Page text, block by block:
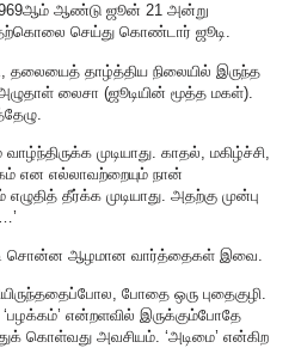
ஆண்டு ஜூன் 21 அன்று
செய்து கொண்டார் ஜூடி.
தலையைத் தாழ்த்திய நிலையில் இருந்த
லைசா (ஜூடியின் மூத்த மகள்).
முடியாது. காதல், மகிழ்ச்சி,
என எல்லாவற்றையும் நான்
தீர்க்க முடியாது. அதற்கு முன்பு
சொன்ன ஆழமான வார்த்தைகள் இவை.
போதை ஒரு புதைகுழி.
‘பழக்கம்’ என்றளவில் இருக்கும்போதே
கொள்வது அவசியம். ‘அடிமை’ என்கிற